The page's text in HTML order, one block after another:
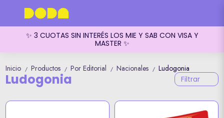
✨ 3 CUOTAS SIN INTERÉS LOS MIE Y SAB CON VISA Y
MASTER ✨
Inicio / Productos / Por Editorial / Nacionales / Ludogonia
Ludogonia Filtrar